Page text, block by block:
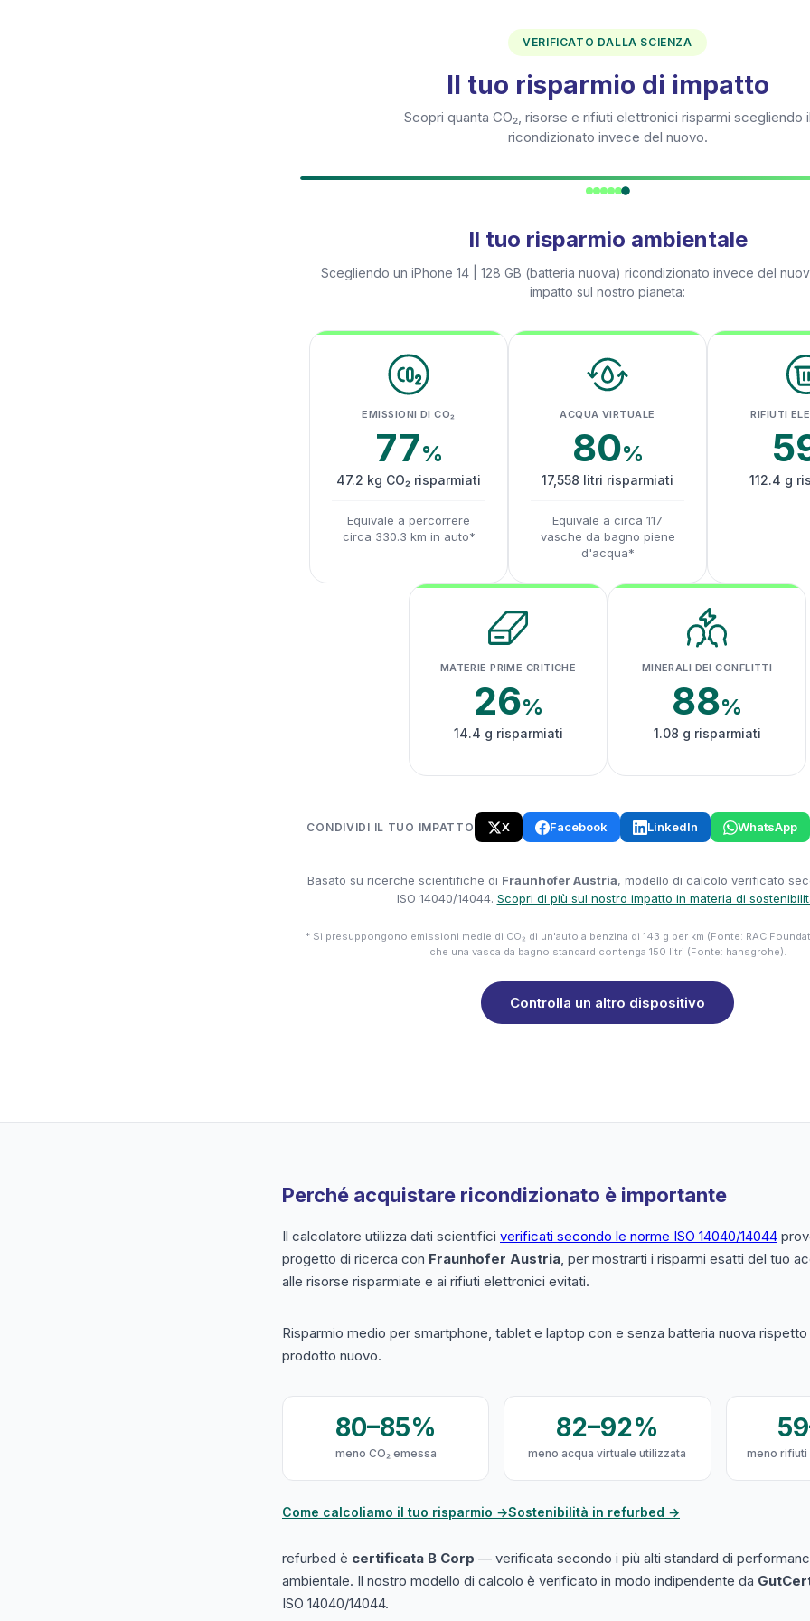
VERIFICATO DALLA SCIENZA
Il tuo risparmio di impatto
Scopri quanta CO₂, risorse e rifiuti elettronici risparmi scegliendo il
ricondizionato invece del nuovo.
Il tuo risparmio ambientale
Scegliendo un iPhone 14 | 128 GB (batteria nuova) ricondizionato invece del
impatto sul nostro pianeta:
EMISSIONI DI CO₂
77%
47.2 kg CO₂ risparmiati
Equivale a percorrere
circa 330.3 km in auto*
ACQUA VIRTUALE
80%
17,558 litri risparmiati
Equivale a circa 117
vasche da bagno piene
d'acqua*
RIFIUTI
112.4 g
MATERIE PRIME CRITICHE
26%
14.4 g risparmiati
MINERALI DEI CONFLITTI
88%
1.08 g risparmiati
CONDIVIDI IL TUO IMPATTO X Facebook LinkedIn WhatsApp
Basato su ricerche scientifiche di Fraunhofer Austria, modello di calcolo verificato
ISO 14040/14044. Scopri di più sul nostro impatto in materia di
* Si presuppongono emissioni medie di CO₂ di un'auto a benzina di 143 g per km (Fonte: RAC
che una vasca da bagno standard contenga 150 litri (Fonte: hansgrohe).
Controlla un altro dispositivo
Perché acquistare ricondizionato è importante
Il calcolatore utilizza dati scientifici verificati secondo le norme ISO 14040/14044
progetto di ricerca con Fraunhofer Austria, per mostrarti i risparmi esatti del tuo
alle risorse risparmiate e ai rifiuti elettronici evitati.
Risparmio medio per smartphone, tablet e laptop con e senza batteria nuova
prodotto nuovo.
80–85%
meno CO₂ emessa
82–92%
meno acqua virtuale utilizzata meno
Come calcoliamo il tuo risparmio →Sostenibilità in refurbed →
refurbed è certificata B Corp — verificata secondo i più alti standard di
ambientale. Il nostro modello di calcolo è verificato in modo indipendente da
ISO 14040/14044.